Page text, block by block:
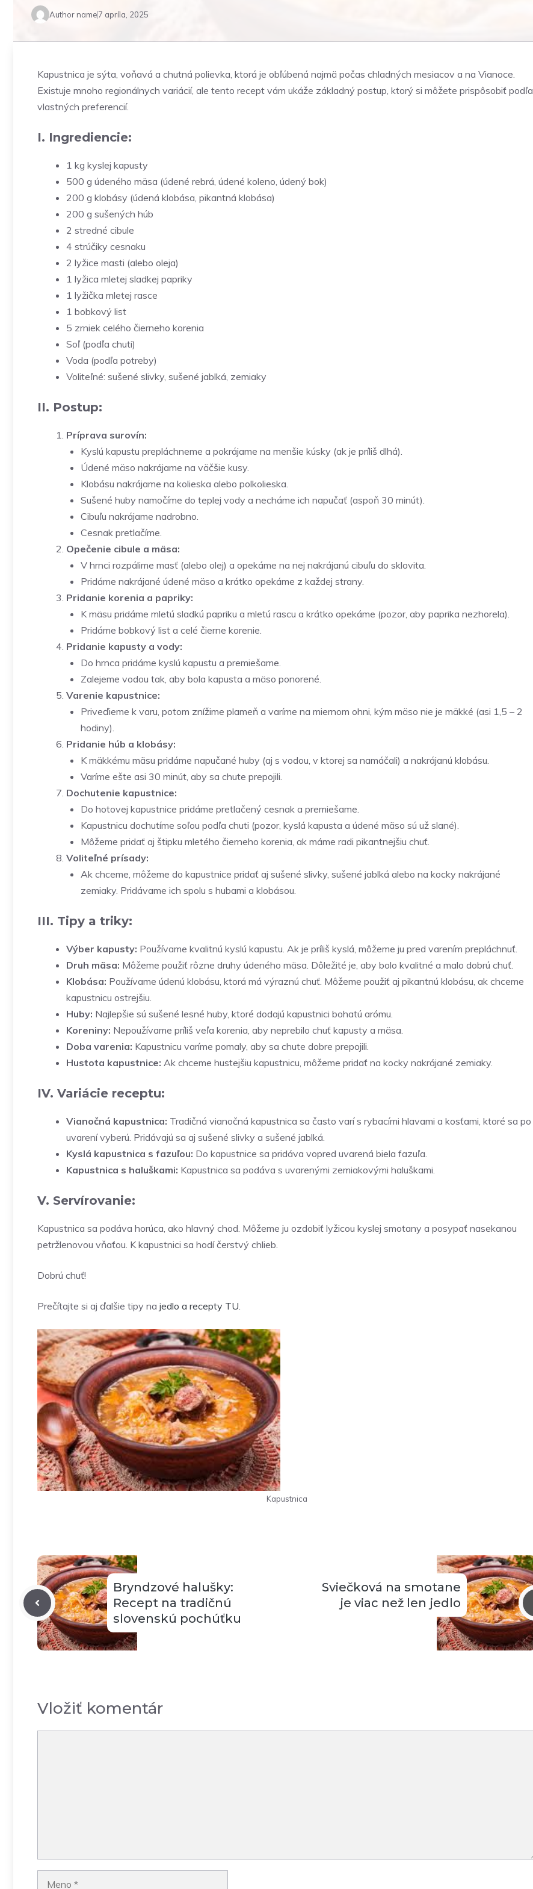
Author name7 apríla, 2025
Kapustnica je sýta, voňavá a chutná polievka, ktorá je obľúbená najmä počas chladných mesiacov a na Vianoce.
Existuje mnoho regionálnych variácií, ale tento recept vám ukáže základný postup, ktorý si môžete prispôsobiť podľa
vlastných preferencií.
I. Ingrediencie:
1 kg kyslej kapusty
500 g údeného mäsa (údené rebrá, údené koleno, údený bok)
200 g klobásy (údená klobása, pikantná klobása)
200 g sušených húb
2 stredné cibule
4 strúčiky cesnaku
2 lyžice masti (alebo oleja)
1 lyžica mletej sladkej papriky
1 lyžička mletej rasce
1 bobkový list
5 zrniek celého čierneho korenia
Soľ (podľa chuti)
Voda (podľa potreby)
Voliteľné: sušené slivky, sušené jablká, zemiaky
II. Postup:
Príprava surovín:
Kyslú kapustu prepláchneme a pokrájame na menšie kúsky (ak je príliš dlhá).
Údené mäso nakrájame na väčšie kusy.
Klobásu nakrájame na kolieska alebo polkolieska.
Sušené huby namočíme do teplej vody a necháme ich napučať (aspoň 30 minút).
Cibuľu nakrájame nadrobno.
Cesnak pretlačíme.
Opečenie cibule a mäsa:
V hrnci rozpálime masť (alebo olej) a opekáme na nej nakrájanú cibuľu do sklovita.
Pridáme nakrájané údené mäso a krátko opekáme z každej strany.
Pridanie korenia a papriky:
K mäsu pridáme mletú sladkú papriku a mletú rascu a krátko opekáme (pozor, aby paprika nezhorela).
Pridáme bobkový list a celé čierne korenie.
Pridanie kapusty a vody:
Do hrnca pridáme kyslú kapustu a premiešame.
Zalejeme vodou tak, aby bola kapusta a mäso ponorené.
Varenie kapustnice:
Priveďieme k varu, potom znížime plameň a varíme na miernom ohni, kým mäso nie je mäkké (asi 1,5 – 2
hodiny).
Pridanie húb a klobásy:
K mäkkému mäsu pridáme napučané huby (aj s vodou, v ktorej sa namáčali) a nakrájanú klobásu.
Varíme ešte asi 30 minút, aby sa chute prepojili.
Dochutenie kapustnice:
Do hotovej kapustnice pridáme pretlačený cesnak a premiešame.
Kapustnicu dochutíme soľou podľa chuti (pozor, kyslá kapusta a údené mäso sú už slané).
Môžeme pridať aj štipku mletého čierneho korenia, ak máme radi pikantnejšiu chuť.
Voliteľné prísady:
Ak chceme, môžeme do kapustnice pridať aj sušené slivky, sušené jablká alebo na kocky nakrájané
zemiaky. Pridávame ich spolu s hubami a klobásou.
III. Tipy a triky:
Výber kapusty: Používame kvalitnú kyslú kapustu. Ak je príliš kyslá, môžeme ju pred varením prepláchnuť.
Druh mäsa: Môžeme použiť rôzne druhy údeného mäsa. Dôležité je, aby bolo kvalitné a malo dobrú chuť.
Klobása: Používame údenú klobásu, ktorá má výraznú chuť. Môžeme použiť aj pikantnú klobásu, ak chceme
kapustnicu ostrejšiu.
Huby: Najlepšie sú sušené lesné huby, ktoré dodajú kapustnici bohatú arómu.
Koreniny: Nepoužívame príliš veľa korenia, aby neprebilo chuť kapusty a mäsa.
Doba varenia: Kapustnicu varíme pomaly, aby sa chute dobre prepojili.
Hustota kapustnice: Ak chceme hustejšiu kapustnicu, môžeme pridať na kocky nakrájané zemiaky.
IV. Variácie receptu:
Vianočná kapustnica: Tradičná vianočná kapustnica sa často varí s rybacími hlavami a kosťami, ktoré sa po
uvarení vyberú. Pridávajú sa aj sušené slivky a sušené jablká.
Kyslá kapustnica s fazuľou: Do kapustnice sa pridáva vopred uvarená biela fazuľa.
Kapustnica s haluškami: Kapustnica sa podáva s uvarenými zemiakovými haluškami.
V. Servírovanie:
Kapustnica sa podáva horúca, ako hlavný chod. Môžeme ju ozdobiť lyžicou kyslej smotany a posypať nasekanou
petržlenovou vňaťou. K kapustnici sa hodí čerstvý chlieb.
Dobrú chuť!
Prečítajte si aj ďalšie tipy na jedlo a recepty TU.
Kapustnica
Bryndzové halušky:
Recept na tradičnú
slovenskú pochúťku
Sviečková na smotane
je viac než len jedlo
Vložiť komentár